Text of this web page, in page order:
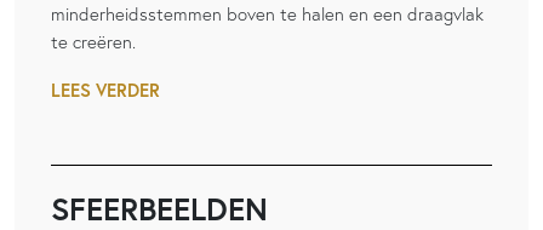
minderheidsstemmen boven te halen en een draagvlak
te creëren.
LEES VERDER
SFEERBEELDEN